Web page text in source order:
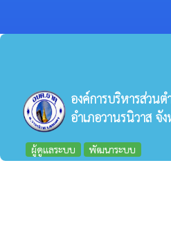
องค์การบริหารส่วนต
อำเภอวานรนิวาส จั
ผู้ดูแลระบบ พัฒนาระบบ